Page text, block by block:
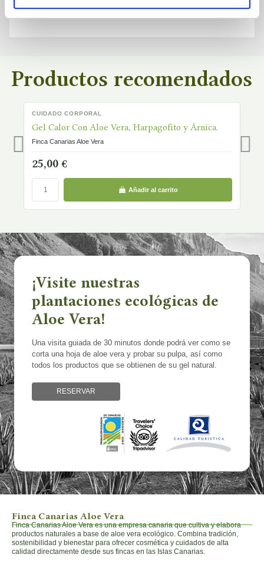
Productos recomendados
CUIDADO CORPORAL
Gel Calor Con Aloe Vera, Harpagofito y Árnica.
Finca Canarias Aloe Vera
25,00 €
Añadir al carrito
¡Visite nuestras
plantaciones ecológicas de
Aloe Vera!
Una visita guiada de 30 minutos donde podrá ver como se
corta una hoja de aloe vera y probar su pulpa, así como
todos los productos que se obtienen de su gel natural.
RESERVAR
Finca Canarias Aloe Vera
Finca Canarias Aloe Vera es una empresa canaria que cultiva y elabora
productos naturales a base de aloe vera ecológico. Combina tradición,
sostenibilidad y bienestar para ofrecer cosmética y cuidados de alta
calidad directamente desde sus fincas en las Islas Canarias.